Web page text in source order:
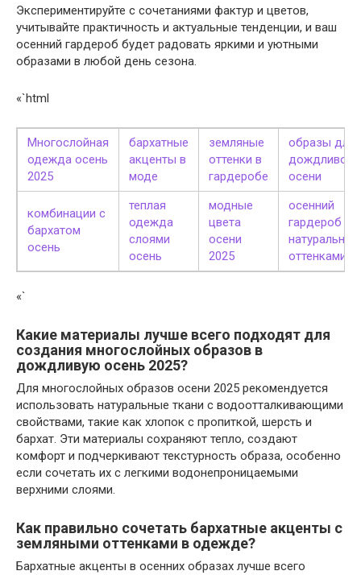
Экспериментируйте с сочетаниями фактур и цветов,
учитывайте практичность и актуальные тенденции, и ваш
осенний гардероб будет радовать яркими и уютными
образами в любой день сезона.
«`html
Многослойная
одежда осень
2025
бархатные
акценты в
моде
земляные
оттенки в
гардеробе
образы для
дождливой
осени
комбинации с
бархатом
осень
теплая
одежда
слоями
осень
модные
цвета
осени
2025
осенний
гардероб с
оттенками
«`
Какие материалы лучше всего подходят для
создания многослойных образов в
дождливую осень 2025?
Для многослойных образов осени 2025 рекомендуется
использовать натуральные ткани с водоотталкивающими
свойствами, такие как хлопок с пропиткой, шерсть и
бархат. Эти материалы сохраняют тепло, создают
комфорт и подчеркивают текстурность образа, особенно
если сочетать их с легкими водонепроницаемыми
верхними слоями.
Как правильно сочетать бархатные акценты с
земляными оттенками в одежде?
Бархатные акценты в осенних образах лучше всего